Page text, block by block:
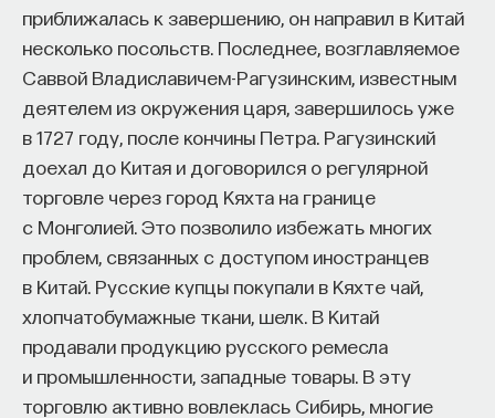
приближалась к завершению, он направил в Китай
несколько посольств. Последнее, возглавляемое
Саввой Владиславичем-Рагузинским, известным
деятелем из окружения царя, завершилось уже
в 1727 году, после кончины Петра. Рагузинский
доехал до Китая и договорился о регулярной
торговле через город Кяхта на границе
с Монголией. Это позволило избежать многих
проблем, связанных с доступом иностранцев
в Китай. Русские купцы покупали в Кяхте чай,
хлопчатобумажные ткани, шелк. В Китай
продавали продукцию русского ремесла
и промышленности, западные товары. В эту
торговлю активно вовлеклась Сибирь, многие